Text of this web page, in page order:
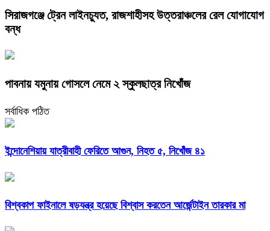
সিরাজগঞ্জে ট্রেন লাইনচ্যুত, রাজশাহীসহ উত্তরাঞ্চলের রেল যোগাযোগ
বন্ধ
পাবনায় যমুনায় গোসলে নেমে ২ স্কুলছাত্র নিখোঁজ
সর্বাধিক পঠিত
ইন্দোনেশিয়ায় যাত্রীবাহী ফেরিতে আগুন, নিহত ৫, নিখোঁজ ৪১
বিশ্বকাপ ফাইনালে ষড়যন্ত্র হয়েছে বিশ্বাস করতেন আর্জেন্টাইন তারকার মা